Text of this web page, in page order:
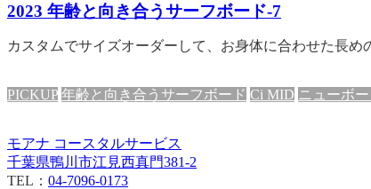
2023 年齢と向き合うサーフボード-7
カスタムでサイズオーダーして、お身体に合わせた長め
PICKUP 年齢と向き合うサーフボード Ci MID ニューボー
モアナ コースタルサービス
千葉県鴨川市江見西真門381-2
TEL： 04-7096-0173